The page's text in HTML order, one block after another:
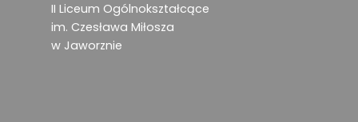
II Liceum Ogólnokształcące
im. Czesława Miłosza
w Jaworznie